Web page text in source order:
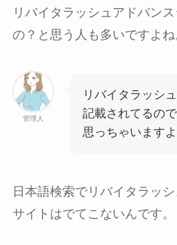
リバイタラッシュアドバン
の？と思う人も多いですよね
管理人
リバイタラッシ
記載されてるの
思っちゃいます
日本語検索でリバイタラッ
サイトはでてこないんです。